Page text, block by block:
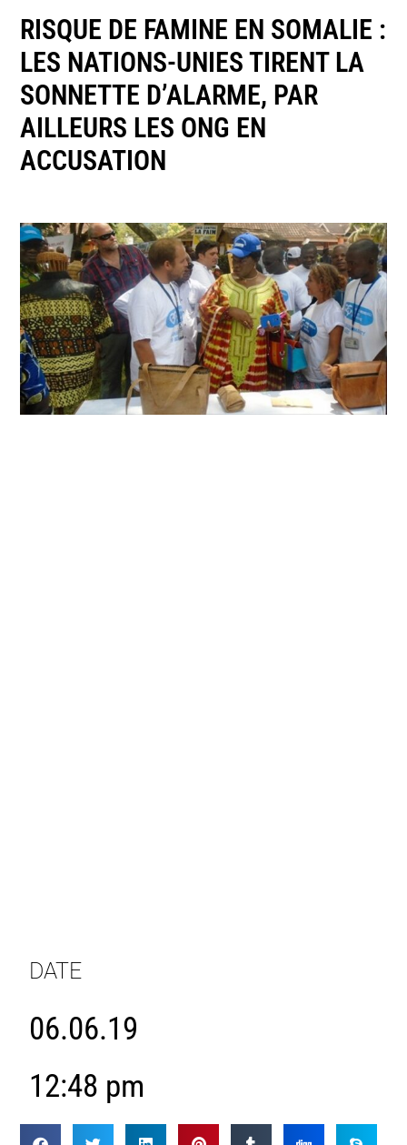
RISQUE DE FAMINE EN SOMALIE :
LES NATIONS-UNIES TIRENT LA
SONNETTE D’ALARME, PAR
AILLEURS LES ONG EN
ACCUSATION
DATE
06.06.19
12:48 pm